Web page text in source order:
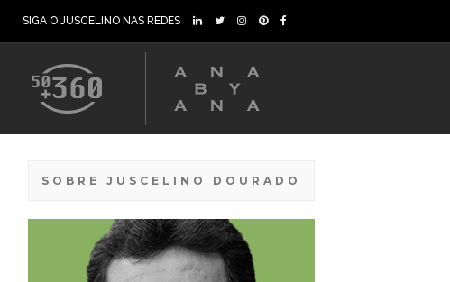
SIGA O JUSCELINO NAS REDES
SOBRE JUSCELINO DOURADO